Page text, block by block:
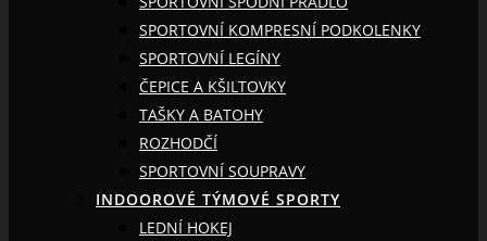
SPORTOVNÍ KOMPRESNÍ PODKOLENKY
SPORTOVNÍ LEGÍNY
ČEPICE A KŠILTOVKY
TAŠKY A BATOHY
ROZHODČÍ
SPORTOVNÍ SOUPRAVY
INDOOROVÉ TÝMOVÉ SPORTY
LEDNÍ HOKEJ